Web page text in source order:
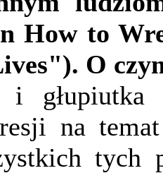
How to
O
i
na
tych